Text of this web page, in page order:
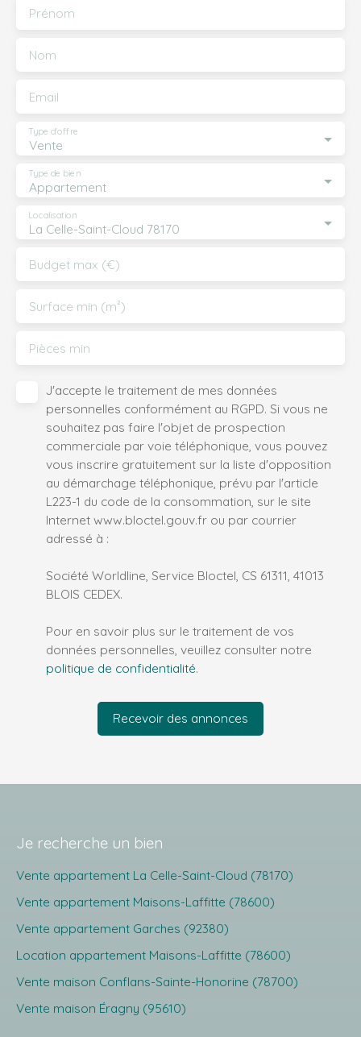
Prénom
Nom
Email
Vente
Type d'offre
Appartement
Type de bien
La Celle-Saint-Cloud 78170
Localisation
Budget max (€)
Surface min (m²)
Pièces min
J'accepte le traitement de mes données
personnelles conformément au RGPD. Si vous ne
souhaitez pas faire l'objet de prospection
commerciale par voie téléphonique, vous pouvez
vous inscrire gratuitement sur la liste d'opposition
au démarchage téléphonique, prévu par l'article
L223-1 du code de la consommation, sur le site
Internet www.bloctel.gouv.fr ou par courrier
adressé à :
Société Worldline, Service Bloctel, CS 61311, 41013
BLOIS CEDEX.
Pour en savoir plus sur le traitement de vos
données personnelles, veuillez consulter notre
politique de confidentialité.
Recevoir des annonces
Je recherche un bien
Vente appartement La Celle-Saint-Cloud (78170)
Vente appartement Maisons-Laffitte (78600)
Vente appartement Garches (92380)
Location appartement Maisons-Laffitte (78600)
Vente maison Conflans-Sainte-Honorine (78700)
Vente maison Éragny (95610)